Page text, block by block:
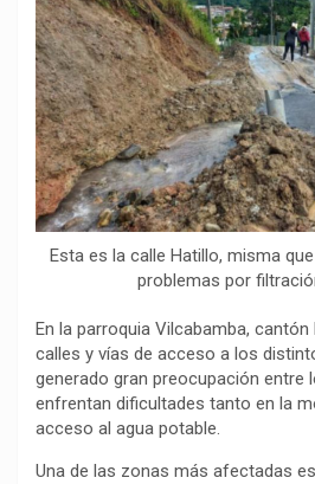
o
k
p
p
a
m
n
k
t
i
r
Esta es la calle Hatillo, misma
problemas por
En la parroquia Vilcabamba,
calles y vías de acceso a los
generado gran preocupación entre
enfrentan dificultades tanto en la
acceso al agua potable.
Una de las zonas más afectadas